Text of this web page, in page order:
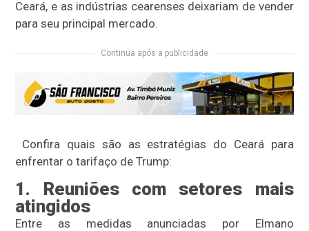
Ceará, e as indústrias cearenses deixariam de vender
para seu principal mercado.
Continua após a publicidade
Confira quais são as estratégias do Ceará para
enfrentar o tarifaço de Trump:
1. Reuniões com setores mais
atingidos
Entre as medidas anunciadas por Elmano